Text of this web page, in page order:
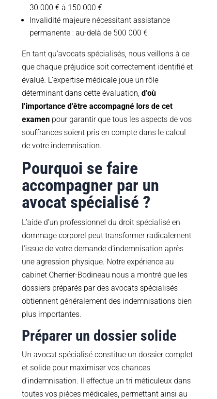
30 000 € à 150 000 €
Invalidité majeure nécessitant assistance
permanente : au-delà de 500 000 €
En tant qu’avocats spécialisés, nous veillons à ce
que chaque préjudice soit correctement identifié et
évalué. L’expertise médicale joue un rôle
déterminant dans cette évaluation, d’où
l’importance d’être accompagné lors de cet
examen pour garantir que tous les aspects de vos
souffrances soient pris en compte dans le calcul
de votre indemnisation.
Pourquoi se faire
accompagner par un
avocat spécialisé ?
L’aide d’un professionnel du droit spécialisé en
dommage corporel peut transformer radicalement
l’issue de votre demande d’indemnisation après
une agression physique. Notre expérience au
cabinet Cherrier-Bodineau nous a montré que les
dossiers préparés par des avocats spécialisés
obtiennent généralement des indemnisations bien
plus importantes.
Préparer un dossier solide
Un avocat spécialisé constitue un dossier complet
et solide pour maximiser vos chances
d’indemnisation. Il effectue un tri méticuleux dans
toutes vos pièces médicales, permettant ainsi au